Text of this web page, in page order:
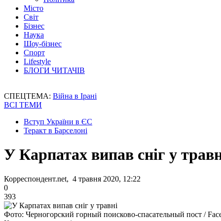
Місто
Світ
Бізнес
Наука
Шоу-бізнес
Спорт
Lifestyle
БЛОГИ ЧИТАЧІВ
СПЕЦТЕМА: Війна в Ірані
ВСІ ТЕМИ
Вступ України в ЄС
Теракт в Барселоні
У Карпатах випав сніг у
Корреспондент.net, 4 травня 2020, 12:22
0
393
Фото: Черногорский горный поисково-спасательный пост /